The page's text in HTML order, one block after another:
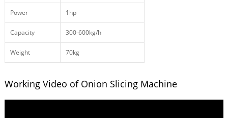
Power 1hp
Capacity 300-600kg/h
Weight 70kg
Working Video of Onion Slicing Machine